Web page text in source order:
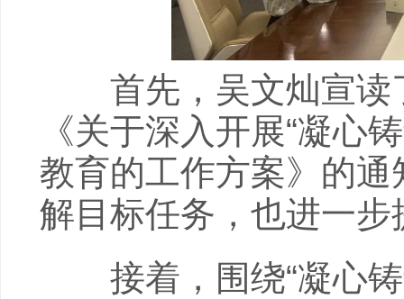
首先，吴文灿宣读
《关于深入开展“凝心
教育的工作方案》的
解目标任务，也进一
接着，围绕“凝心铸